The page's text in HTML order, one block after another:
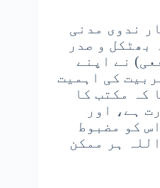
ندوی مدنی
بھٹکل و صدر
نے اپنے
کی اہمیت
کہ مکتب کا
ہے، اور
کو مضبوط
ہر ممکن